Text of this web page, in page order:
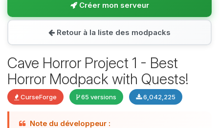
Créer mon serveur
Retour à la liste des modpacks
Cave Horror Project 1 - Best
Horror Modpack with Quests!
CurseForge 65 versions 6,042,225
Note du développeur :